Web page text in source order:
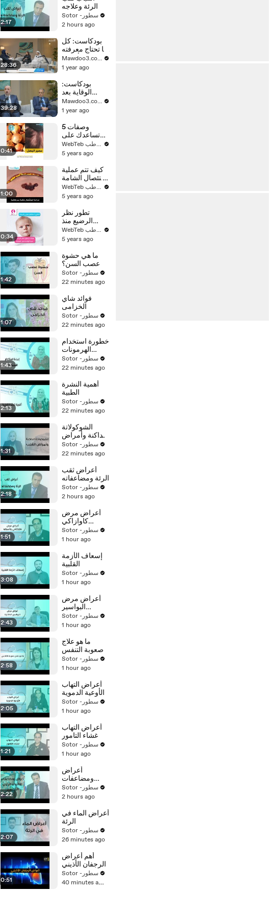
2:17
الرئة وعلاجه
Sotor -سطور
2 hours ago
28:36
بودكاست: كل
ما تحتاج معرفته
عن أسرار
اللوكيميا
Mawdoo3.com
1 year ago
39:28
بودكاست:
الوقاية بعد
الشفاء من
سرطان الثدي
Mawdoo3.com
1 year ago
0:41
5 وصفات
تساعدك على
التخلص من
الثعلبة وتساقط
WebTeb ويب طب
5 years ago
1:00
كيف تتم عملية
استئصال الشامة
والخلية
السرطانية من
WebTeb ويب طب
5 years ago
0:34
تطور نظر
الرضيع منذ
الولادة حتى
السنة
WebTeb ويب طب
5 years ago
1:42
ما هي حشوة
عصب السن؟
Sotor -سطور
22 minutes ago
1:07
فوائد شاي
الخزامى
Sotor -سطور
22 minutes ago
1:43
خطورة استخدام
الهرمونات
للرياضيينSotor -سطور
22 minutes ago
2:13
أهمية النشرة
الطبية
Sotor -سطور
22 minutes ago
1:31
الشوكولاتة
الداكنة وأمراض
القلب
Sotor -سطور
22 minutes ago
2:18
أعراض ثقب
الرئة ومضاعفاته
Sotor -سطور
2 hours ago
1:51
أعراض مرض
كاوازاكي
وأسبابهSotor -سطور
1 hour ago
3:08
إسعاف الأزمة
القلبية
Sotor -سطور
1 hour ago
2:43
أعراض مرض
البواسير
الداخليةSotor -سطور
1 hour ago
2:58
ما هو علاج
صعوبة التنفس
Sotor -سطور
1 hour ago
2:05
أعراض التهاب
الأوعية الدموية
Sotor -سطور
1 hour ago
1:21
أعراض التهاب
غشاء التامور
Sotor -سطور
1 hour ago
2:22
أعراض
ومضاعفات
الالتهاب الرئوي
البكتيري
Sotor -سطور
2 hours ago
2:07
أعراض الماء في
الرئة
Sotor -سطور
26 minutes ago
0:51
أهم أعراض
الرجفان الأذيني
Sotor -سطور
40 minutes ago